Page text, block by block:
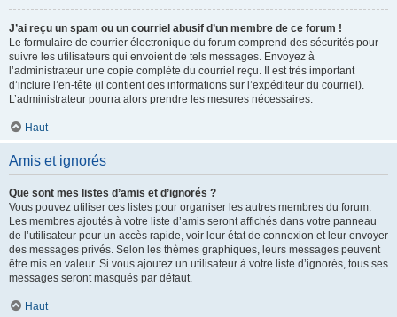
J’ai reçu un spam ou un courriel abusif d’un membre de ce forum !
Le formulaire de courrier électronique du forum comprend des sécurités pour
suivre les utilisateurs qui envoient de tels messages. Envoyez à
l’administrateur une copie complète du courriel reçu. Il est très important
d’inclure l’en-tête (il contient des informations sur l’expéditeur du courriel).
L’administrateur pourra alors prendre les mesures nécessaires.
Haut
Amis et ignorés
Que sont mes listes d’amis et d’ignorés ?
Vous pouvez utiliser ces listes pour organiser les autres membres du forum.
Les membres ajoutés à votre liste d’amis seront affichés dans votre panneau
de l’utilisateur pour un accès rapide, voir leur état de connexion et leur envoyer
des messages privés. Selon les thèmes graphiques, leurs messages peuvent
être mis en valeur. Si vous ajoutez un utilisateur à votre liste d’ignorés, tous ses
messages seront masqués par défaut.
Haut